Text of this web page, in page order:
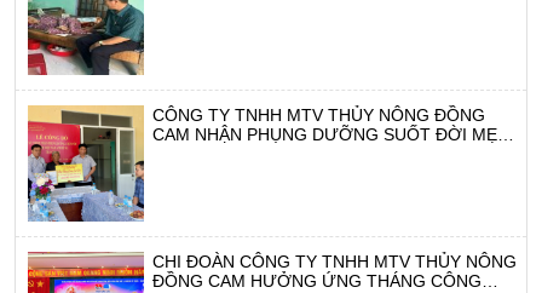
CÔNG TY TNHH MTV THỦY NÔNG ĐỒNG
CAM NHẬN PHỤNG DƯỠNG SUỐT ĐỜI MẸ
CHI ĐOÀN CÔNG TY TNHH MTV THỦY NÔNG
ĐỒNG CAM HƯỞNG ỨNG THÁNG CÔNG